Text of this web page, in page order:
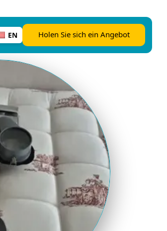
EN Holen Sie sich ein Angebot